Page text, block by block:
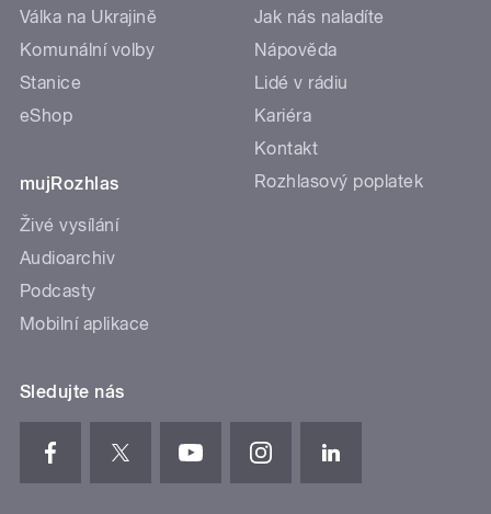
Válka na Ukrajině
Komunální volby
Stanice
eShop
mujRozhlas
Živé vysílání
Audioarchiv
Podcasty
Mobilní aplikace
Jak nás naladíte
Nápověda
Lidé v rádiu
Kariéra
Kontakt
Rozhlasový poplatek
Sledujte nás